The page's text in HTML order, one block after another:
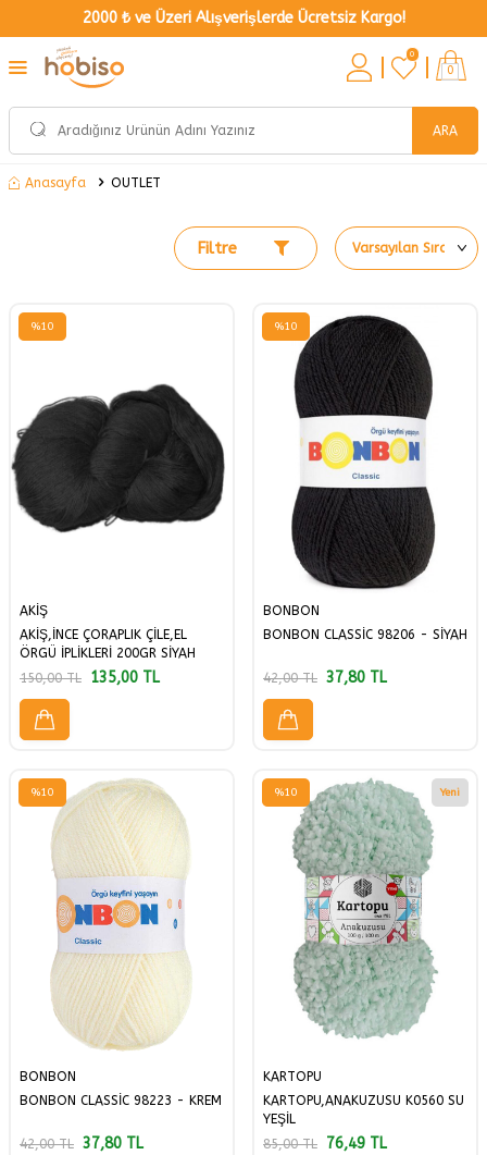
2000 ₺ ve Üzeri Alışverişlerde Ücretsiz Kargo!
ARA
0
0
Anasayfa OUTLET
Filtre
%10
AKİŞ
AKİŞ,İNCE ÇORAPLIK ÇİLE,EL
ÖRGÜ İPLİKLERİ 200GR SİYAH
150,00TL 135,00 TL
%10
BONBON
BONBON CLASSİC 98206 - SİYAH
42,00TL 37,80 TL
%10
BONBON
BONBON CLASSİC 98223 - KREM
42,00TL 37,80 TL
%10 Yeni
KARTOPU
KARTOPU,ANAKUZUSU K0560 SU
YEŞİL
85,00TL 76,49 TL